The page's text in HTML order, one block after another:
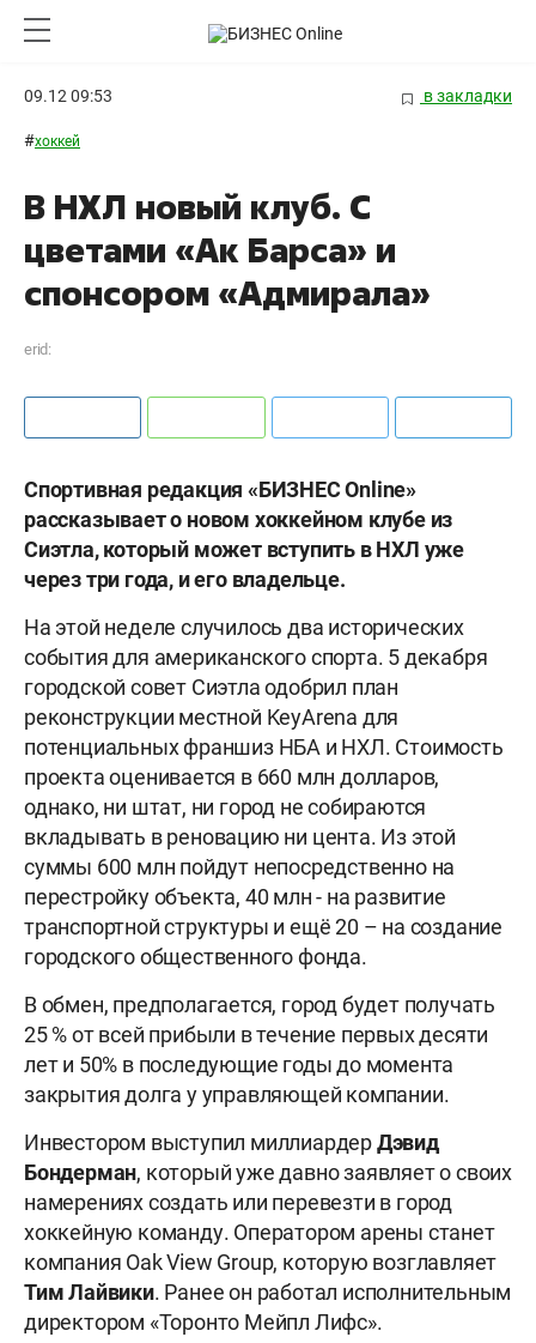
09.12 09:53 в закладки
#хоккей
В НХЛ новый клуб. С
цветами «Ак Барса» и
спонсором «Адмирала»
erid:
Спортивная редакция «БИЗНЕСOnline»
рассказывает о новом хоккейном клубе из
Сиэтла, который может вступить в НХЛ уже
через три года, и его владельце.
На этой неделе случилось два исторических
события для американского спорта. 5 декабря
городской совет Сиэтла одобрил план
реконструкции местной KeyArena для
потенциальных франшиз НБА и НХЛ. Стоимость
проекта оценивается в 660 млн долларов,
однако, ни штат, ни город не собираются
вкладывать в реновацию ни цента. Из этой
суммы 600 млн пойдут непосредственно на
перестройку объекта, 40 млн - на развитие
транспортной структуры и ещё 20 – на создание
городского общественного фонда.
В обмен, предполагается, город будет получать
25 % от всей прибыли в течение первых десяти
лет и 50% в последующие годы до момента
закрытия долга у управляющей компании.
Инвестором выступил миллиардерДэвид
Бондерман, который уже давно заявляет о своих
намерениях создать или перевезти в город
хоккейную команду. Оператором арены станет
компания Oak View Group, которую возглавляет
Тим Лайвики. Ранее он работал исполнительным
директором «Торонто Мейпл Лифс».